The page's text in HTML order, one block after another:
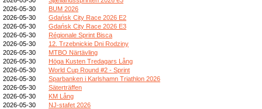
2026-05-30
BUM 2026
2026-05-30
Gdańsk City Race 2026 E2
2026-05-30
Gdańsk City Race 2026 E3
2026-05-30
Régionale Sprint Bisca
2026-05-30
12. Trzebnickie Dni Rodziny
2026-05-30
MTBO Närtävling
2026-05-30
Höga Kusten Tredagars Lång
2026-05-30
World Cup Round #2 - Sprint
2026-05-30
Sparbanken i Karlshamn Triathlon 2026
2026-05-30
Säterträffen
2026-05-30
KM Lång
2026-05-30
NJ-stafet 2026